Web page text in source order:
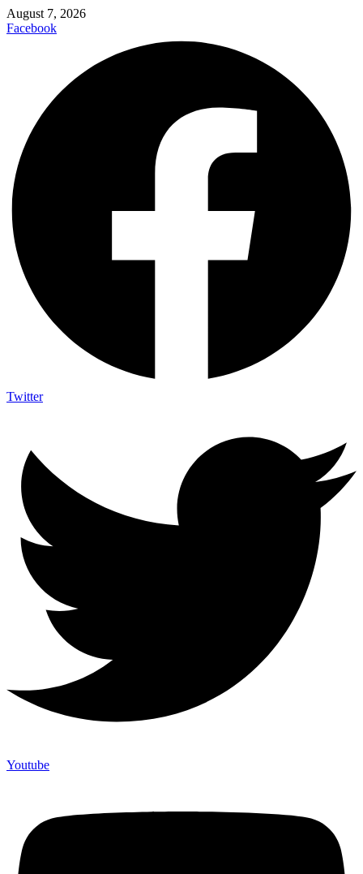
August 7, 2026
Facebook
Twitter
Youtube